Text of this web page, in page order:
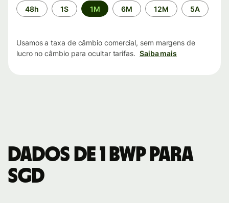
Período
de
48h 1S 1M 6M 12M 5A
Usamos a taxa de câmbio comercial, sem margens de
lucro no câmbio para ocultar tarifas. Saiba mais
Dados de 1 BWP para
SGD